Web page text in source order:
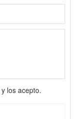
y los acepto.